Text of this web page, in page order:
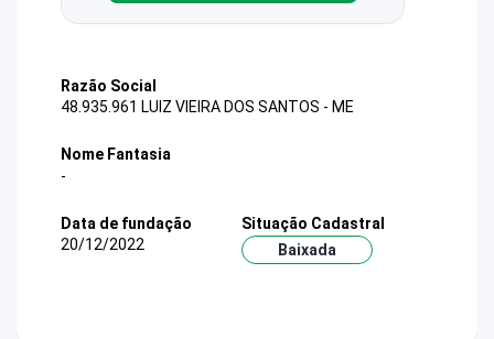
Razão Social
48.935.961 LUIZ VIEIRA DOS SANTOS - ME
Nome Fantasia
-
Data de fundação
20/12/2022
Situação Cadastral
Baixada